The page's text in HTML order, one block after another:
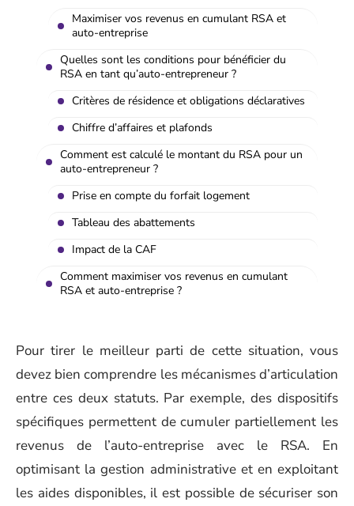
Maximiser vos revenus en cumulant RSA et
auto-entreprise
Quelles sont les conditions pour bénéficier du
RSA en tant qu’auto-entrepreneur ?
Critères de résidence et obligations déclaratives
Chiffre d’affaires et plafonds
Comment est calculé le montant du RSA pour un
auto-entrepreneur ?
Prise en compte du forfait logement
Tableau des abattements
Impact de la CAF
Comment maximiser vos revenus en cumulant
RSA et auto-entreprise ?
Pour tirer le meilleur parti de cette situation, vous
devez bien comprendre les mécanismes d’articulation
entre ces deux statuts. Par exemple, des dispositifs
spécifiques permettent de cumuler partiellement les
revenus de l’auto-entreprise avec le RSA. En
optimisant la gestion administrative et en exploitant
les aides disponibles, il est possible de sécuriser son